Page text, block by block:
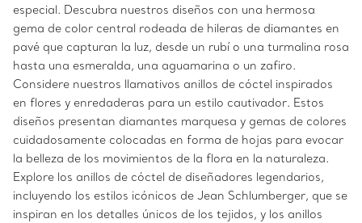
especial. Descubra nuestros diseños con una hermosa
gema de color central rodeada de hileras de diamantes en
pavé que capturan la luz, desde un rubí o una turmalina rosa
hasta una esmeralda, una aguamarina o un zafiro.
Considere nuestros llamativos anillos de cóctel inspirados
en flores y enredaderas para un estilo cautivador. Estos
diseños presentan diamantes marquesa y gemas de colores
cuidadosamente colocadas en forma de hojas para evocar
la belleza de los movimientos de la flora en la naturaleza.
Explore los anillos de cóctel de diseñadores legendarios,
incluyendo los estilos icónicos de Jean Schlumberger, que se
inspiran en los detalles únicos de los tejidos, y los anillos